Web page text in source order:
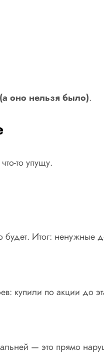
оно нельзя было).
то упущу.
Итог: ненужные
купили по акции до
— это прямо